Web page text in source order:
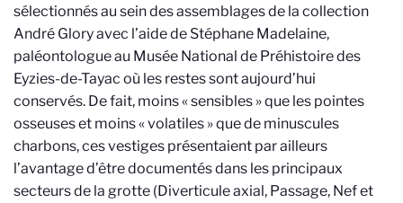
sélectionnés au sein des assemblages de la collection
André Glory avec l’aide de Stéphane Madelaine,
paléontologue au Musée National de Préhistoire des
Eyzies-de-Tayac où les restes sont aujourd’hui
conservés. De fait, moins « sensibles » que les pointes
osseuses et moins « volatiles » que de minuscules
charbons, ces vestiges présentaient par ailleurs
l’avantage d’être documentés dans les principaux
secteurs de la grotte (Diverticule axial, Passage, Nef et